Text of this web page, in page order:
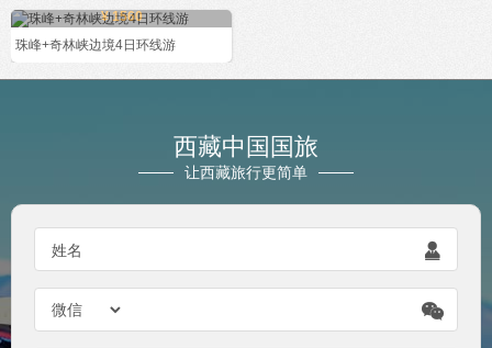
¥ 1560
珠峰+奇林峡边境4日环线游
西藏中国国旅
让西藏旅行更简单
姓名 
